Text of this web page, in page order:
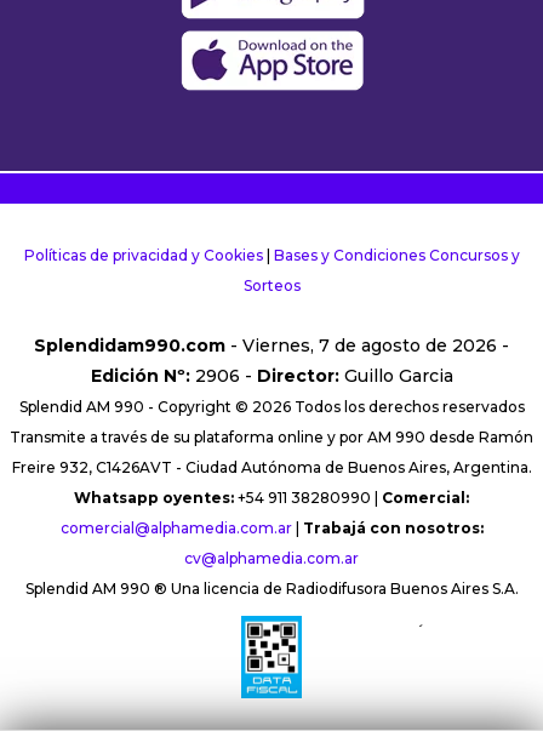
Políticas de privacidad y Cookies| Bases y Condiciones Concursos y
Sorteos
Splendidam990.com - Viernes, 7 de agosto de 2026 -
Edición Nº:2906 - Director:Guillo Garcia
Splendid AM 990 - Copyright © 2026 Todos los derechos reservados
Transmite a través de su plataforma online y por AM 990 desde Ramón
Freire 932, C1426AVT - Ciudad Autónoma de Buenos Aires, Argentina.
Whatsapp oyentes: +54 911 38280990 | Comercial:
comercial@alphamedia.com.ar| Trabajá con nosotros:
cv@alphamedia.com.ar
Splendid AM 990 ® Una licencia de Radiodifusora Buenos Aires S.A.
´